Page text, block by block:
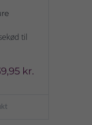
til
kr.